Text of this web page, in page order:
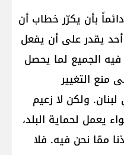
بأن يكرّر خطاب أن
يقدر على أن يفعل
الجميع لما يحصل
منع التغيير
ولكن لا زعيم
يعمل لحماية البلد،
ممّا نحن فيه. فلا